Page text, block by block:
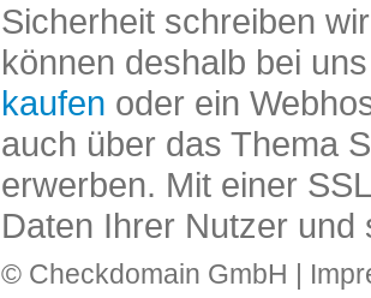
Sicherheit schreiben
können deshalb bei
kaufen oder ein
auch über das Thema
erwerben. Mit einer
Daten Ihrer Nutzer und
© Checkdomain GmbH |